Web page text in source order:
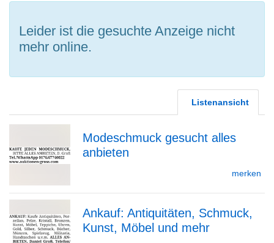
Leider ist die gesuchte Anzeige nicht
mehr online.
Listenansicht
zur
Detailseite
Modeschmuck gesucht alles
anbieten
merken
zur
Ankauf: Antiquitäten, Schmuck,
Kunst, Möbel und mehr